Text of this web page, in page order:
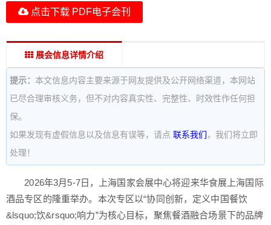
点击下载 PDF电子会刊
展会信息详情介绍
提示： 本文信息内容主要来源于网友提供及公开网络渠道，本网站
已尽合理审核义务，但不对内容真实性、完整性、时效性作任何担
保。
如果发现有虚假信息以及信息有误等，请点 联系我们 ，我们将立即
处理！
2026年3月5-7日，上海国家会展中心将迎来华食展上海国际
酒品专区的隆重举办。本次专区以“协同创新，定义中国餐饮
&lsquo;饮&rsquo;响力”为核心目标，聚焦餐酒融合场景下的品牌